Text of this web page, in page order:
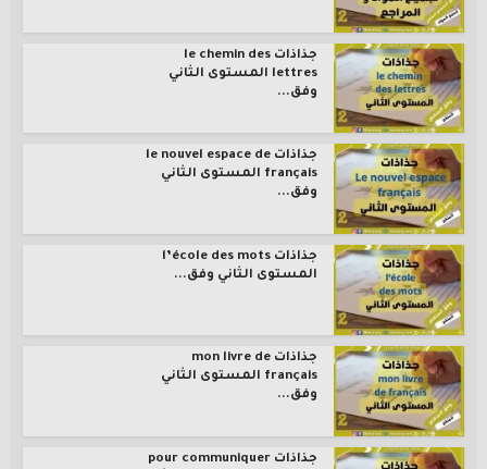
جذاذات le chemin des
lettres المستوى الثاني
وفق...
جذاذات le nouvel espace de
français المستوى الثاني
وفق...
جذاذات l’école des mots
المستوى الثاني وفق...
جذاذات mon livre de
français المستوى الثاني
وفق...
جذاذات pour communiquer